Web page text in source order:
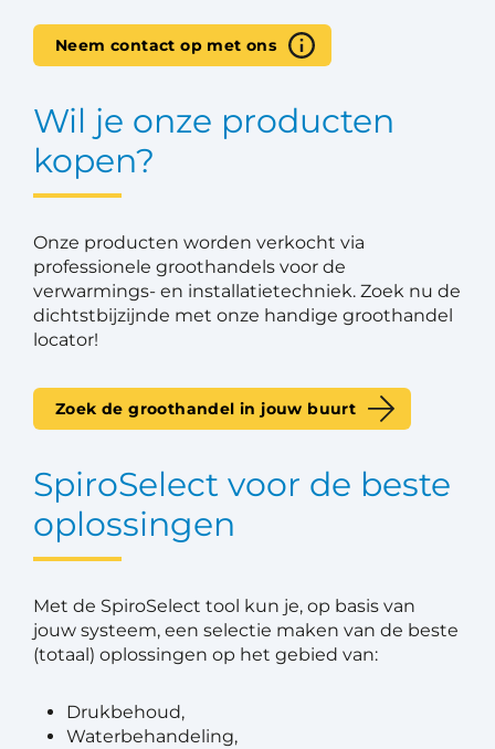
Neem contact op met ons
Wil je onze producten
kopen?
Onze producten worden verkocht via
professionele groothandels voor de
verwarmings- en installatietechniek. Zoek nu de
dichtstbijzijnde met onze handige groothandel
locator!
Zoek de groothandel in jouw buurt
SpiroSelect voor de beste
oplossingen
Met de SpiroSelect tool kun je, op basis van
jouw systeem, een selectie maken van de beste
(totaal) oplossingen op het gebied van:
Drukbehoud,
Waterbehandeling,